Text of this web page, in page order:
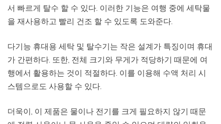
서 빠르게 탈수 할 수 있다. 이러한 기능은 여행 중에 세탁물
을 재사용하고 빨리 건조 할 수 있도록 도와준다.
다기능 휴대용 세탁 및 탈수기는 작은 설계가 특징이며 휴대
가 간편하다. 또한, 전체 크기와 무게가 적당하기 때문에 여
행에서 활용하는 것이 적절하다. 이를 이용해 수액 처리 시
스템으로도 사용할 수 있다.
더욱이, 이 제품은 물이나 전기를 크게 필요하지 않기 때문